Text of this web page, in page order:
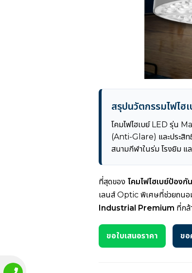
สรุปนวัตกรรมไฟไ
โคมไฟไฮเบย์ LED รุ่น
(Anti-Glare) และประสิท
สนามกีฬาในร่ม โรงยิม แล
ที่สุดของ โคมไฟไฮเบย์ป้องกั
เลนส์ Optic พิเศษที่ช่วยถน
Industrial Premium ที่กล้
ขอใบเสนอราคา ขอ